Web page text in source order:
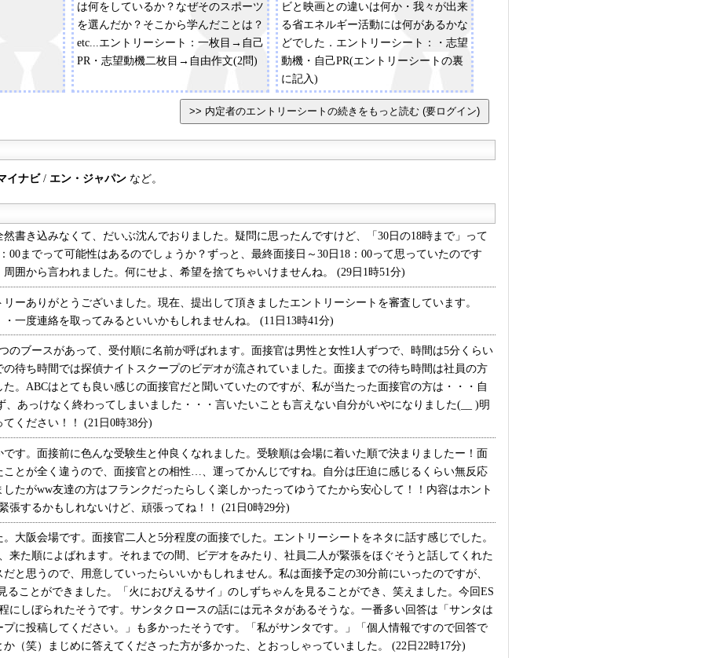
てると思うものについて」「白い紙を
あなたならどう使うか」
は何をしているか？なぜそのスポーツ
を選んだか？そこから学んだことは？
etc...エントリーシート：一枚目→自己
PR・志望動機二枚目→自由作文(2問)
ビと映画との違いは何か・我々が出来
る省エネルギー活動には何があるかな
どでした．エントリーシート：・志望
動機・自己PR(エントリーシートの裏
に記入)
イナビ/ エン・ジャパン など。
書き込みなくて、だいぶ沈んでおりました。疑問に思ったんですけど、「30日の18時まで」って
00までって可能性はあるのでしょうか？ずっと、最終面接日～30日18：00って思っていたのです
囲から言われました。何にせよ、希望を捨てちゃいけませんね。 (29日1時51分)
ーありがとうございました。現在、提出して頂きましたエントリーシートを審査しています。
一度連絡を取ってみるといいかもしれませんね。 (11日13時41分)
のブースがあって、受付順に名前が呼ばれます。面接官は男性と女性1人ずつで、時間は5分くらい
待ち時間では探偵ナイトスクープのビデオが流されていました。面接までの待ち時間は社員の方
。ABCはとても良い感じの面接官だと聞いていたのですが、私が当たった面接官の方は・・・自
、あっけなく終わってしまいました・・・言いたいことも言えない自分がいやになりました(__ )明
ください！！ (21日0時38分)
す。面接前に色んな受験生と仲良くなれました。受験順は会場に着いた順で決まりましたー！面
とが全く違うので、面接官との相性…、運ってかんじですね。自分は圧迫に感じるくらい無反応
たがww友達の方はフランクだったらしく楽しかったってゆうてたから安心して！！内容はホント
張するかもしれないけど、頑張ってね！！ (21日0時29分)
大阪会場です。面接官二人と5分程度の面接でした。エントリーシートをネタに話す感じでした。
来た順によばれます。それまでの間、ビデオをみたり、社員二人が緊張をほぐそうと話してくれた
と思うので、用意していったらいいかもしれません。私は面接予定の30分前にいったのですが、
ることができました。「火におびえるサイ」のしずちゃんを見ることができ、笑えました。今回ES
にしぼられたそうです。サンタクロースの話には元ネタがあるそうな。一番多い回答は「サンタは
に投稿してください。」も多かったそうです。「私がサンタです。」「個人情報ですので回答で
（笑）まじめに答えてくださった方が多かった、とおっしゃっていました。 (22日22時17分)